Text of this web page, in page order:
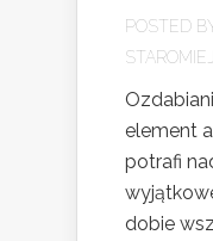
POSTED
element
potrafi
dobie